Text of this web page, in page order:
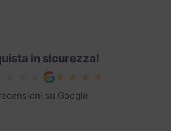
in sicurezza!
su Google